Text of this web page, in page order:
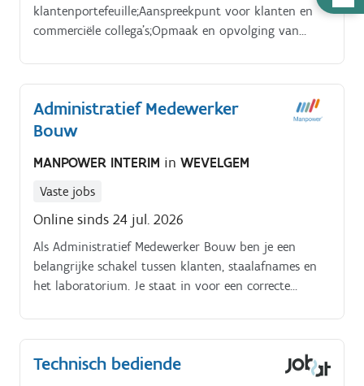
klantenportefeuille;Aanspreekpunt voor klanten en
commerciële collega's;Opmaak en opvolging van
facturatie;Opvolgen van betalingen.
Administratief Medewerker
Bouw
MANPOWER INTERIM in WEVELGEM
Vaste jobs
Online sinds 24 jul. 2026
Als Administratief Medewerker Bouw ben je een
belangrijke schakel tussen klanten, staalafnames en
het laboratorium. Je staat in voor een correcte
Registreren van bouwkundige stalen in de interne
software Verwerken van facturatie Uploaden en
Technisch bediende